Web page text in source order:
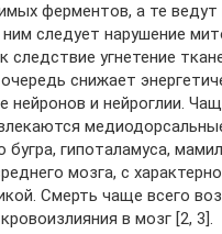
ферментов, а те ведут
ним следует нарушение
следствие угнетение
снижает
нейронов и нейроглии.
бугра, гипоталамуса,
мозга, с
Смерть чаще всего
в мозг [2, 3].